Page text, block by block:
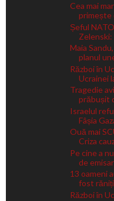
Cea mai
primește
Șeful
Zelenski:
Maia
planul
Război în
Ucrainei
Tragedie
prăbușit
Israelul
Fâșia
Ouă mai
Criza
Pe cine a
de emisar
13 oameni
fost
Război în